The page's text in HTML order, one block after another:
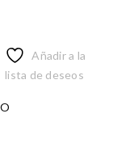
Añadir a la
lista de deseos